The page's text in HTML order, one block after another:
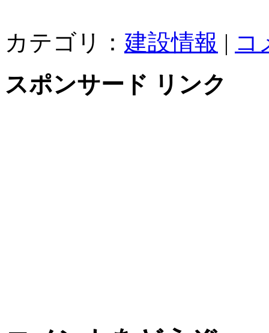
カテゴリ： 建設情報 | コ
スポンサード リンク